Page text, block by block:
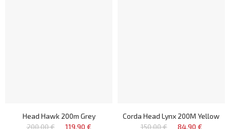
Head Hawk 200m Grey
200,00 €
119,90 €
Corda Head Lynx 200M Yellow
150,00 €
84,90 €